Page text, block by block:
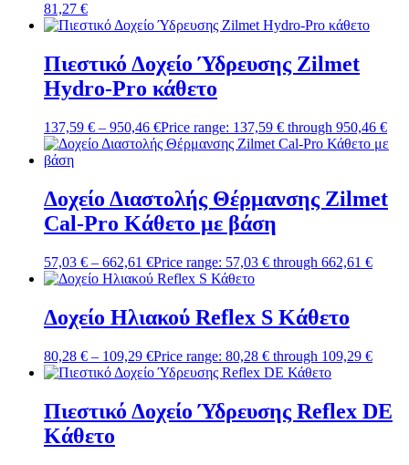
81,27 €
Πιεστικό Δοχείο Ύδρευσης Zilmet
Hydro-Pro κάθετο
137,59 € – 950,46 €Price range: 137,59 € through 950,46 €
Δοχείο Διαστολής Θέρμανσης Zilmet
Cal-Pro Κάθετο με βάση
57,03 € – 662,61 €Price range: 57,03 € through 662,61 €
Δοχείο Ηλιακού Reflex S Κάθετο
80,28 € – 109,29 €Price range: 80,28 € through 109,29 €
Πιεστικό Δοχείο Ύδρευσης Reflex DE
Κάθετο